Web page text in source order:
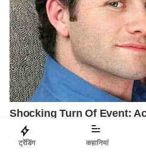
ट्रेंडिंग कहानियां